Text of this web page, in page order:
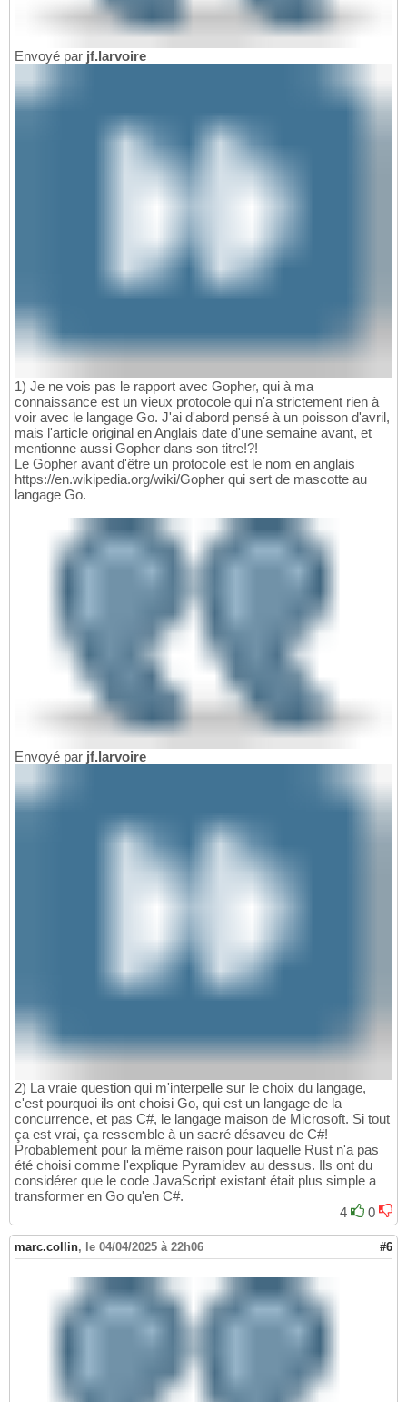
Envoyé par jf.larvoire
1) Je ne vois pas le rapport avec Gopher, qui à ma
connaissance est un vieux protocole qui n'a strictement rien à
voir avec le langage Go. J'ai d'abord pensé à un poisson d'avril,
mais l'article original en Anglais date d'une semaine avant, et
mentionne aussi Gopher dans son titre!?!
Le Gopher avant d'être un protocole est le nom en anglais
https://en.wikipedia.org/wiki/Gopher qui sert de mascotte au
langage Go.
Envoyé par jf.larvoire
2) La vraie question qui m'interpelle sur le choix du langage,
c'est pourquoi ils ont choisi Go, qui est un langage de la
concurrence, et pas C#, le langage maison de Microsoft. Si tout
ça est vrai, ça ressemble à un sacré désaveu de C#!
Probablement pour la même raison pour laquelle Rust n'a pas
été choisi comme l'explique Pyramidev au dessus. Ils ont du
considérer que le code JavaScript existant était plus simple a
transformer en Go qu'en C#.
4
0
marc.collin, le 04/04/2025 à 22h06 #6